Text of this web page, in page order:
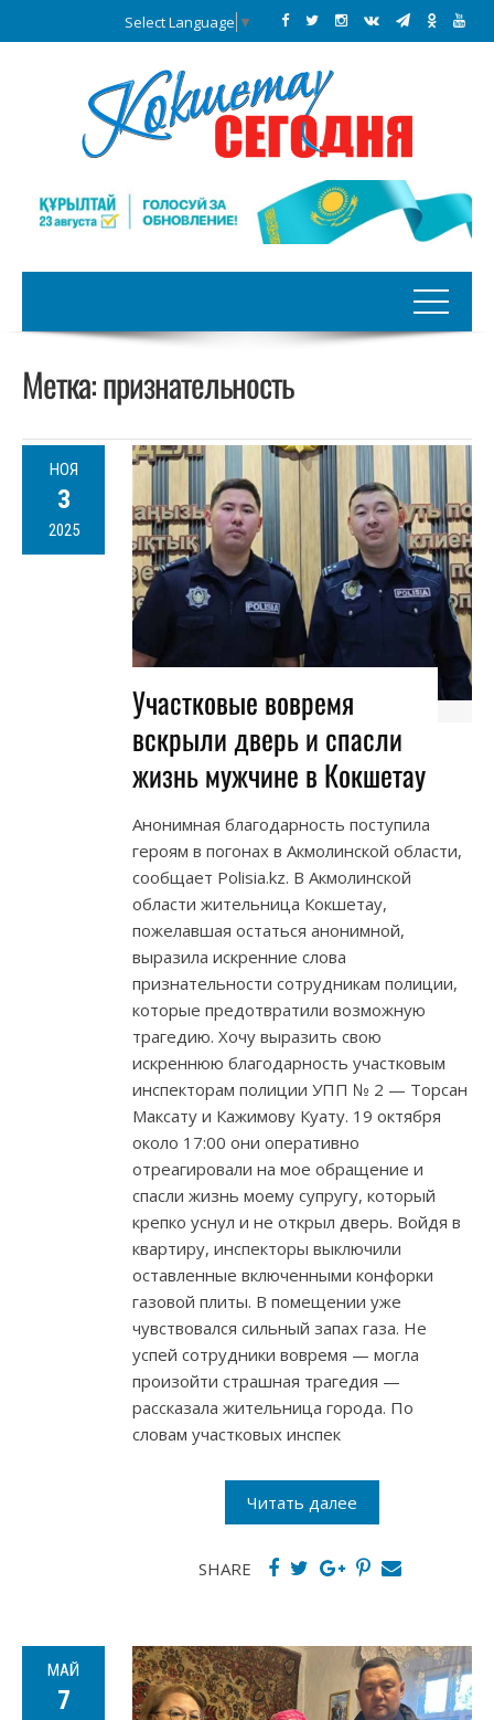
Select Language ▼
Метка:признательность
НОЯ
3
2025
Участковые вовремя
вскрыли дверь и спасли
жизнь мужчине в Кокшетау
Анонимная благодарность поступила
героям в погонах в Акмолинской области,
сообщает Polisia.kz. В Акмолинской
области жительница Кокшетау,
пожелавшая остаться анонимной,
выразила искренние слова
признательности сотрудникам полиции,
которые предотвратили возможную
трагедию. Хочу выразить свою
искреннюю благодарность участковым
инспекторам полиции УПП № 2 — Торсан
Максату и Кажимову Куату. 19 октября
около 17:00 они оперативно
отреагировали на мое обращение и
спасли жизнь моему супругу, который
крепко уснул и не открыл дверь. Войдя в
квартиру, инспекторы выключили
оставленные включенными конфорки
газовой плиты. В помещении уже
чувствовался сильный запах газа. Не
успей сотрудники вовремя — могла
произойти страшная трагедия —
рассказала жительница города. По
словам участковых инспек
Читать далее
SHARE
МАЙ
7